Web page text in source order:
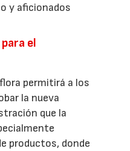
y aficionados
el
permitirá a los
la nueva
que la
productos, donde